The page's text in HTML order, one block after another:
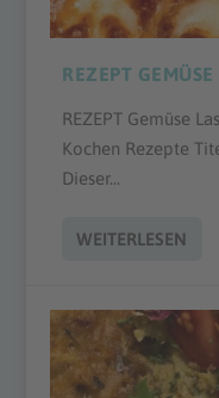
REZEPT
REZEPT Gemüse
Kochen Rezepte
Dieser...
WEITERLESEN